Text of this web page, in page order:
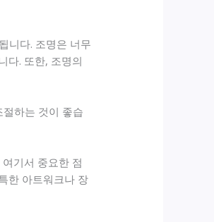
니다. 조명은 너무
다. 또한, 조명의
하는 것이 좋습
기서 중요한 점
한 아트워크나 장